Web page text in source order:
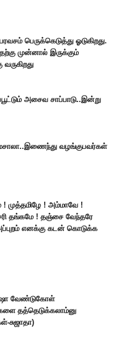
பெருக்கெடுத்து ஓடுகிறது.
முன்னால் இருக்கும்
டும் அசைவ சாப்பாடு..இன்று
மசாலா..இணைந்து வழங்குபவர்கள்
முத்தமிழே ! அம்மாவே !
தங்கமே ! தஞ்சை வேந்தரே
எனக்கு கடன் கொடுக்க
வேண்டுகோள்
தத்தெடுக்கலாம்னு
சுஜாதா)